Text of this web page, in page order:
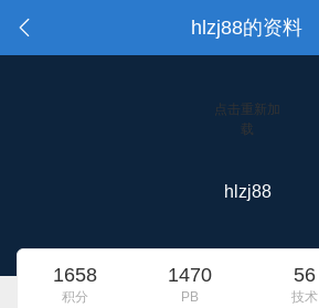
hlzj88的资料
点击重新加
载
hlzj88
1658
积分
1470
PB
56
技术